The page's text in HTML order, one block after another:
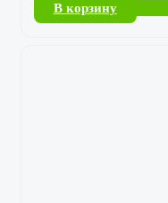
В корзину